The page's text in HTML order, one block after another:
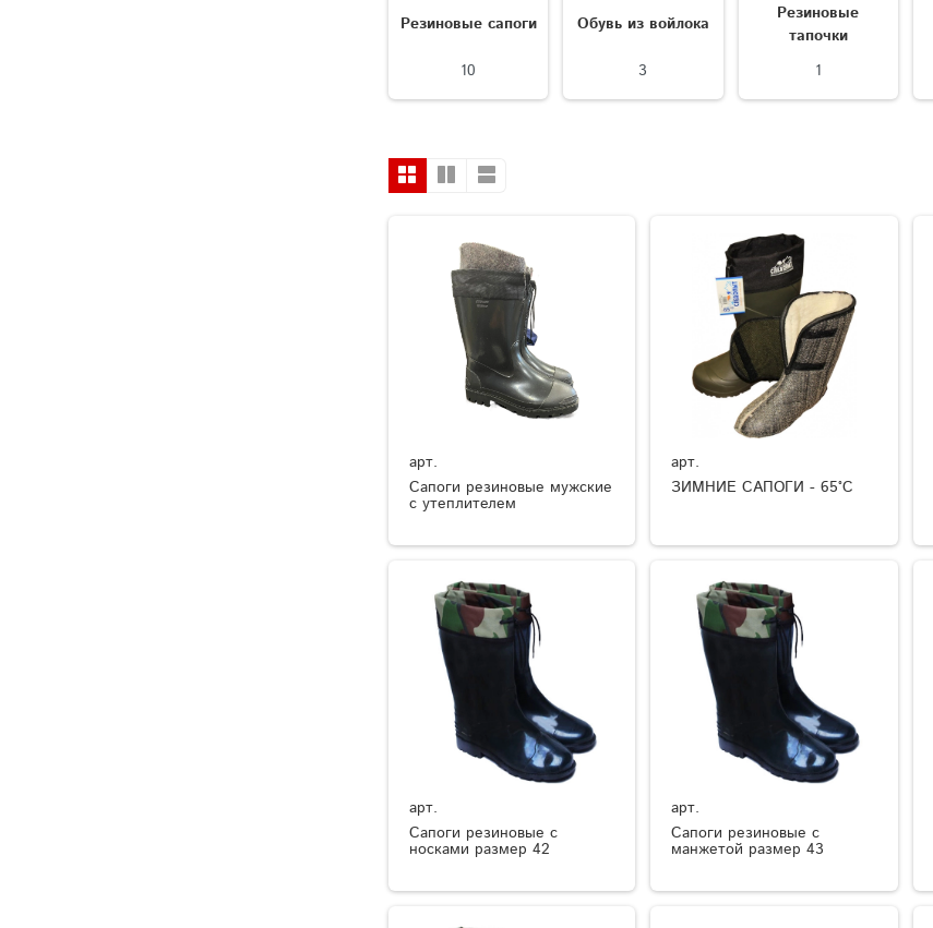
Резиновые сапоги
10
Обувь из войлока
3
Резиновые
тапочки
1
арт.
Сапоги резиновые мужские
с утеплителем
арт.
ЗИМНИЕ САПОГИ - 65°C
арт.
Сапоги резиновые с
носками размер 42
арт.
Сапоги резиновые с
манжетой размер 43